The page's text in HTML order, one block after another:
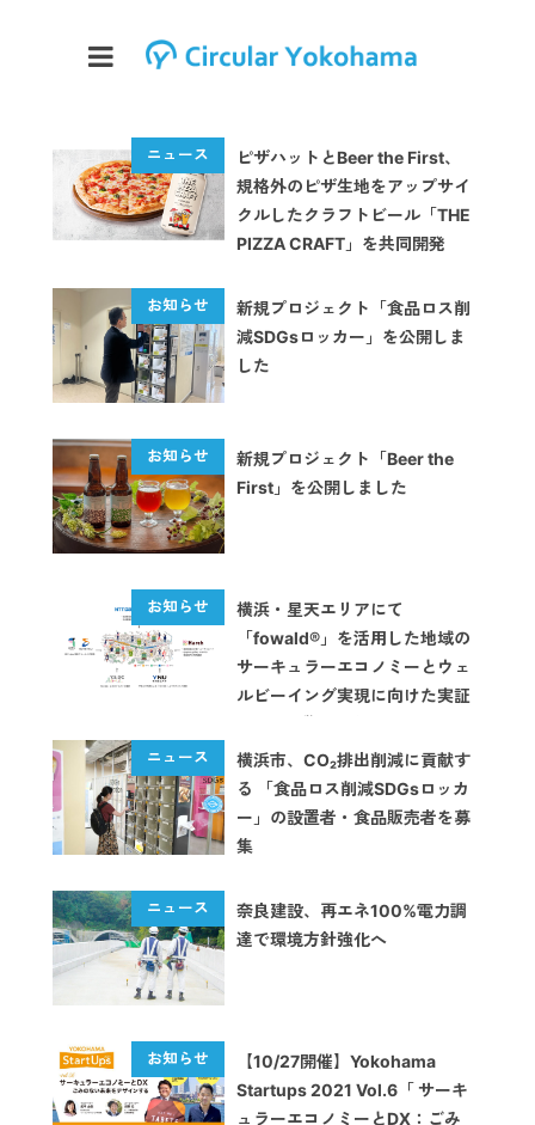
ピザハットとBeer the First、
規格外のピザ生地をアップサイ
クルしたクラフトビール「THE
PIZZA CRAFT」を共同開発
新規プロジェクト「食品ロス削
減SDGsロッカー」を公開しま
した
新規プロジェクト「Beer the
First」を公開しました
横浜・星天エリアにて
「fowald®」を活用した地域の
サーキュラーエコノミーとウェ
ルビーイング実現に向けた実証
横浜市、CO₂排出削減に貢献す
る 「食品ロス削減SDGsロッカ
ー」の設置者・食品販売者を募
集
奈良建設、再エネ100%電力調
達で環境方針強化へ
【10/27開催】Yokohama
Startups 2021 Vol.6「 サーキ
ュラーエコノミーとDX：ごみ